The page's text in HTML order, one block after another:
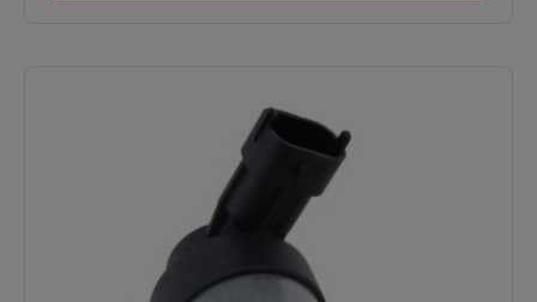
Perte de puissance, à-coups, mode
dégradé, défaut pression rail.
Régulation précise du débit et de la
pression carburant.
En stock, expédition rapide, livraison
express 48h.